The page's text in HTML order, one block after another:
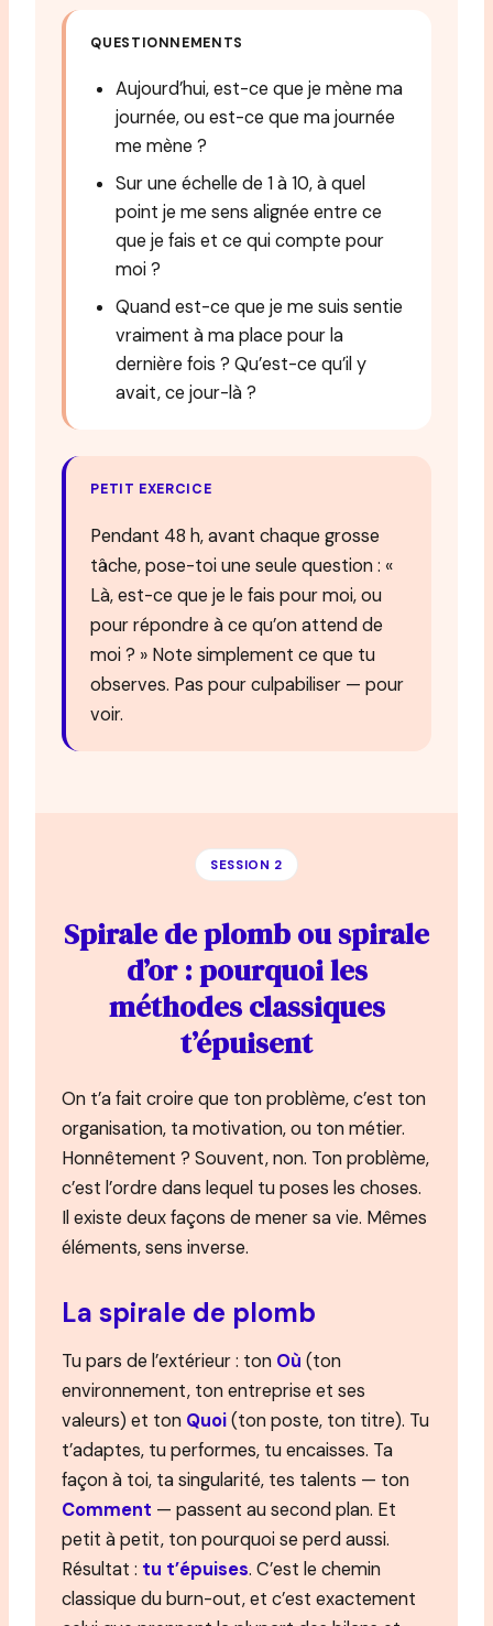
QUESTIONNEMENTS
Aujourd’hui, est-ce que je mène ma
journée, ou est-ce que ma journée
me mène ?
Sur une échelle de 1 à 10, à quel
point je me sens alignée entre ce
que je fais et ce qui compte pour
moi ?
Quand est-ce que je me suis sentie
vraiment à ma place pour la
dernière fois ? Qu’est-ce qu’il y
avait, ce jour-là ?
PETIT EXERCICE
Pendant 48 h, avant chaque grosse
tâche, pose-toi une seule question : «
Là, est-ce que je le fais pour moi, ou
pour répondre à ce qu’on attend de
moi ? » Note simplement ce que tu
observes. Pas pour culpabiliser — pour
voir.
SESSION 2
Spirale de plomb ou spirale
d’or : pourquoi les
méthodes classiques
t’épuisent
On t’a fait croire que ton problème, c’est ton
organisation, ta motivation, ou ton métier.
Honnêtement ? Souvent, non. Ton problème,
c’est l’ordre dans lequel tu poses les choses.
Il existe deux façons de mener sa vie. Mêmes
éléments, sens inverse.
La spirale de plomb
Tu pars de l’extérieur : ton Où (ton
environnement, ton entreprise et ses
valeurs) et ton Quoi(ton poste, ton titre). Tu
t’adaptes, tu performes, tu encaisses. Ta
façon à toi, ta singularité, tes talents — ton
Comment — passent au second plan. Et
petit à petit, ton pourquoi se perd aussi.
Résultat : tu t’épuises. C’est le chemin
classique du burn-out, et c’est exactement